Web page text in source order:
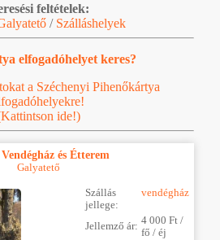
feltételek:
/ Szálláshelyek
elfogadóhelyet keres?
a Széchenyi Pihenőkártya
ide!)
és Étterem
Galyatető
Szállás
jellege:
vendégház
Jellemző ár: 4 000 Ft /
fő / éj